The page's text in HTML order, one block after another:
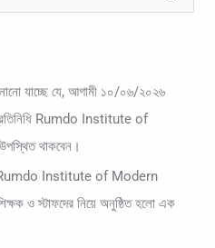
যাচ্ছে যে, আগামী ১০/০৬/২০২৬
প্রতিনিধি Rumdo Institute of
থাকবেন।
Rumdo Institute of Modern
ও স্টাফদের নিয়ে অনুষ্ঠিত হলো এক